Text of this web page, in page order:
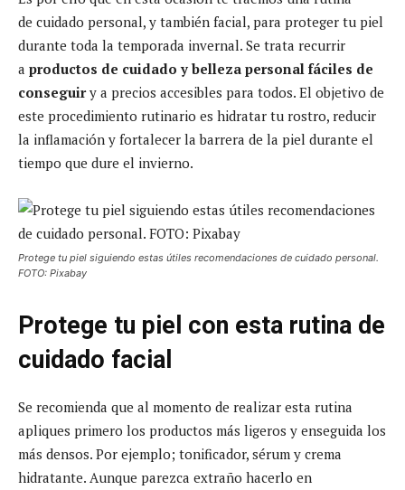
de cuidado personal, y también facial, para proteger tu piel
durante toda la temporada invernal. Se trata recurrir
a productos de cuidado y belleza personal fáciles de
conseguiry a precios accesibles para todos. El objetivo de
este procedimiento rutinario es hidratar tu rostro, reducir
la inflamación y fortalecer la barrera de la piel durante el
tiempo que dure el invierno.
Protege tu piel siguiendo estas útiles recomendaciones de cuidado personal.
FOTO: Pixabay
Protege tu piel con esta rutina de
cuidado facial
Se recomienda que al momento de realizar esta rutina
apliques primero los productos más ligeros y enseguida los
más densos. Por ejemplo; tonificador, sérum y crema
hidratante. Aunque parezca extraño hacerlo en